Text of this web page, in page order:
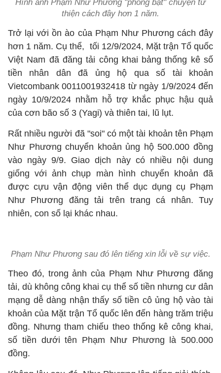
Hình ảnh Phạm Như Phương "phông bạt" chuyện từ
thiện cách đây hơn 1 năm.
Trở lại với ồn ào của Phạm Như Phương cách đây
hơn 1 năm. Cụ thể, tối 12/9/2024, Mặt trận Tổ quốc
Việt Nam đã đăng tải công khai bảng thống kê số
tiền nhân dân đã ủng hộ qua số tài khoản
Vietcombank 0011001932418 từ ngày 1/9/2024 đến
ngày 10/9/2024 nhằm hỗ trợ khắc phục hậu quả
của cơn bão số 3 (Yagi) và thiên tai, lũ lụt.
Rất nhiều người đã "soi" có một tài khoản tên Phạm
Như Phương chuyển khoản ủng hộ 500.000 đồng
vào ngày 9/9. Giao dịch này có nhiều nội dung
giống với ảnh chụp màn hình chuyển khoản đã
được cựu vận động viên thể dục dụng cụ Phạm
Như Phương đăng tải trên trang cá nhân. Tuy
nhiên, con số lại khác nhau.
Phạm Như Phương sau đó lên tiếng xin lỗi về sự việc.
Theo đó, trong ảnh của Phạm Như Phương đăng
tải, dù không công khai cụ thể số tiền nhưng cư dân
mạng dễ dàng nhận thấy số tiền cô ủng hộ vào tài
khoản của Mặt trận Tổ quốc lên đến hàng trăm triệu
đồng. Nhưng tham chiếu theo thống kê công khai,
số tiền dưới tên Phạm Như Phương là 500.000
đồng.